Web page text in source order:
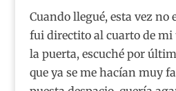
Cuando llegué, esta vez no
fui directito al cuarto de mi
la puerta, escuché por
que ya se me hacían muy